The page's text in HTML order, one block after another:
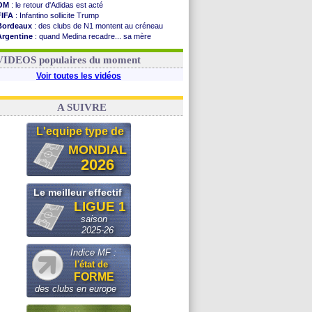
: le retour d'Adidas est acté
: Infantino sollicite Trump
: des clubs de N1 montent au créneau
: quand Medina recadre... sa mère
: Paixão attire un 2e club anglais
populaires du moment
Voir toutes les vidéos
A SUIVRE
L'equipe type de
MONDIAL
2026
Le meilleur effectif
LIGUE 1
saison
2025-26
Indice MF :
l'état de
FORME
des clubs en europe